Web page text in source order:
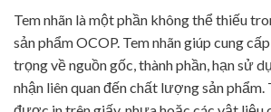
Tem nhãn là một phần không thể thiếu
sản phẩm OCOP. Tem nhãn giúp cung
trọng về nguồn gốc, thành phần, hạn sử
nhận liên quan đến chất lượng sản phẩm.